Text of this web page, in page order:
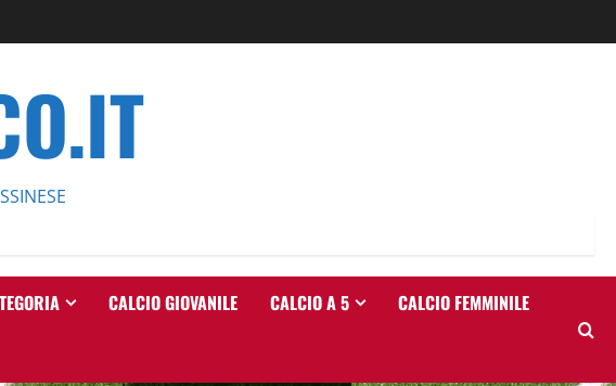
CALCIO GIOVANILE CALCIO A 5 CALCIO FEMMINILE